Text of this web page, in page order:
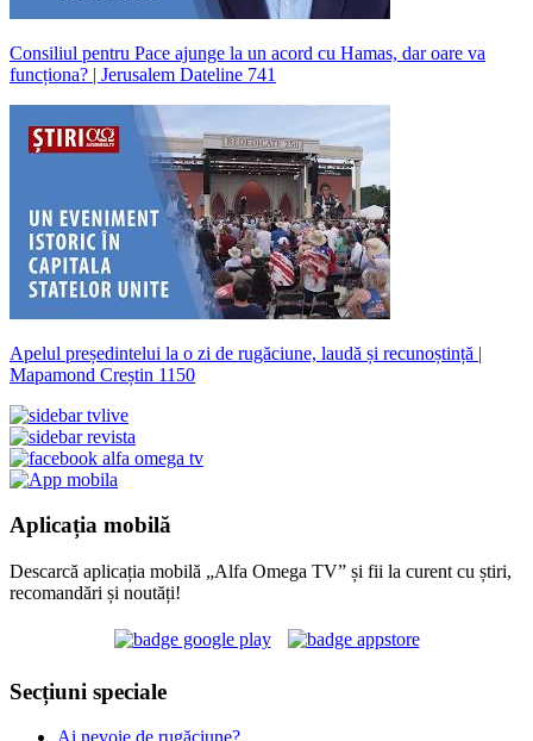
Consiliul pentru Pace ajunge la un acord cu Hamas, dar oare va
funcționa? | Jerusalem Dateline 741
Apelul președintelui la o zi de rugăciune, laudă și recunoștință |
Mapamond Creștin 1150
Aplicația mobilă
Descarcă aplicația mobilă „Alfa Omega TV” și fii la curent cu știri,
recomandări și noutăți!
Secțiuni speciale